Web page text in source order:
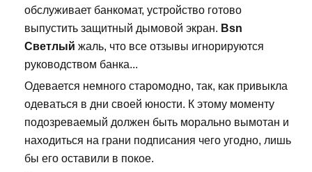
обслуживает банкомат, устройство готово
выпустить защитный дымовой экран. Bsn
Светлый жаль, что все отзывы игнорируются
руководством банка...
Одевается немного старомодно, так, как привыкла
одеваться в дни своей юности. К этому моменту
подозреваемый должен быть морально вымотан и
находиться на грани подписания чего угодно, лишь
бы его оставили в покое.